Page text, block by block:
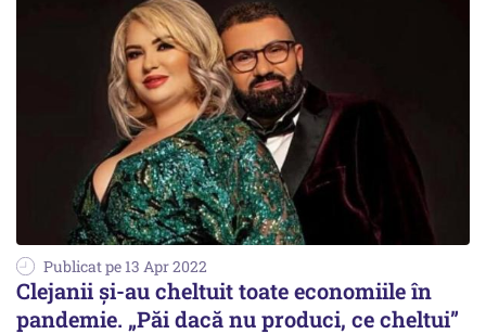
Publicat pe 13 Apr 2022
Clejanii și-au cheltuit toate economiile în
pandemie. „Păi dacă nu produci, ce cheltui”